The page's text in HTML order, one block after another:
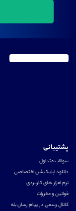
پشتیبانی
سوالات متداول
دانلود اپلیکیشن اختصاصی
نرم افزار های کاربردی
قوانین و مقررات
کانال رسمی در پیام رسان بله